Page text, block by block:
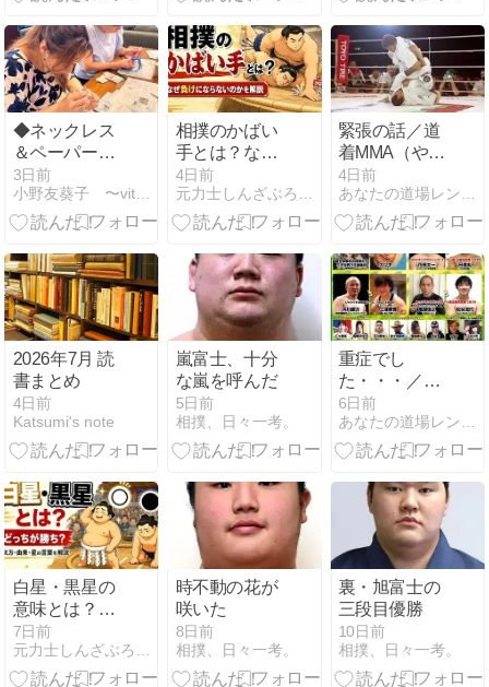
◆ネックレス
＆ペーパーク
ラフトワーク
ショップ
3日前
小野友葵子 〜vita rosea〜
相撲のかばい
手とは？なぜ
負けにならな
いのかを元力
士が解説
4日前
元力士しんざぶろうのライフハックブログ
緊張の話／道
着MMA（やん
ちゃな人の柔
道）
4日前
あなたの道場レンタルスペースあこう堂
2026年7月 読
書まとめ
4日前
Katsumi's note
嵐富士、十分
な嵐を呼んだ
5日前
相撲、日々一考。
重症でし
た・・・／明
日は試合（の
セコンド）
6日前
あなたの道場レンタルスペースあこう堂
白星・黒星の
意味とは？ど
っちが勝ちか
覚え方・由来
まで元力士が
7日前
元力士しんざぶろうのライフハックブログ
時不動の花が
咲いた
8日前
相撲、日々一考。
裏・旭富士の
三段目優勝
10日前
相撲、日々一考。